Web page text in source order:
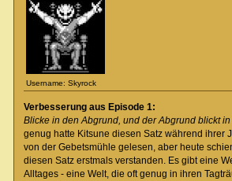
Username: Skyrock
Verbesserung aus Episode 1:
Blicke in den Abgrund, und der Abgrund blickt
genug hatte Kitsune diesen Satz während ihrer
von der Gebetsmühle gelesen, aber heute
diesen Satz erstmals verstanden. Es gibt eine
Alltages - eine Welt, die oft genug in ihren